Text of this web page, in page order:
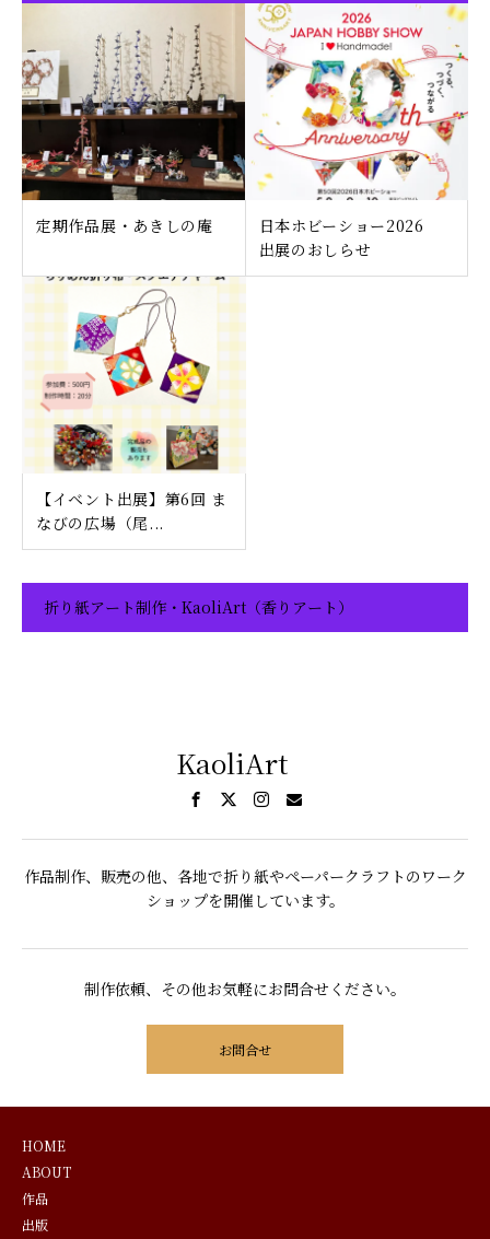
定期作品展・あきしの庵
日本ホビーショー2026
出展のおしらせ
【イベント出展】第6回 ま
なびの広場（尾...
折り紙アート制作・KaoliArt（香りアート）
KaoliArt
作品制作、販売の他、各地で折り紙やペーパークラフトのワーク
ショップを開催しています。
制作依頼、その他お気軽にお問合せください。
お問合せ
HOME
ABOUT
作品
出版